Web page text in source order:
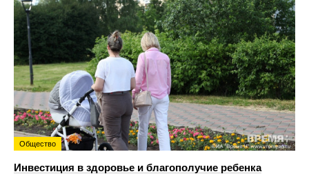
Общество
Инвестиция в здоровье и благополучие ребенка